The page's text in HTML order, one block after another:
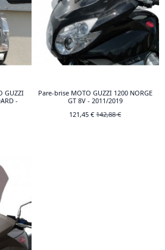
GUZZI
-
Pare-brise MOTO GUZZI 1200 NORGE
GT 8V - 2011/2019
121,45 €142,88 €